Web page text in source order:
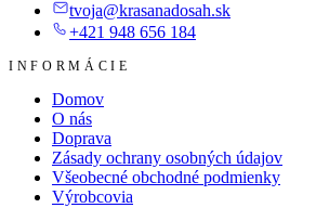
tvoja@krasanadosah.sk
+421 948 656 184
INFORMÁCIE
Domov
O nás
Doprava
Zásady ochrany osobných údajov
Všeobecné obchodné podmienky
Výrobcovia